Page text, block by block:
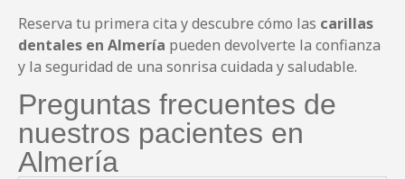
Reserva tu primera cita y descubre cómo las carillas
dentales en Almería pueden devolverte la confianza
y la seguridad de una sonrisa cuidada y saludable.
Preguntas frecuentes de
nuestros pacientes en
Almería